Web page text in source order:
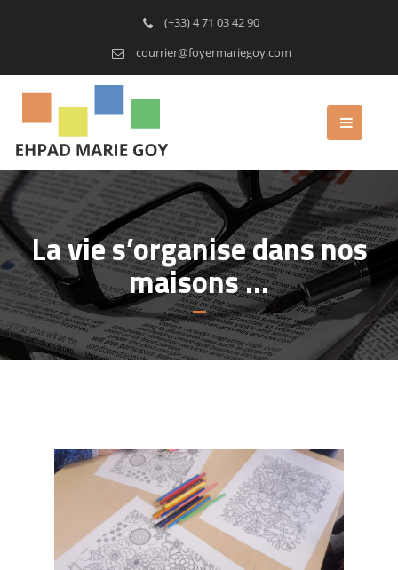
(+33) 4 71 03 42 90
courrier@foyermariegoy.com
La vie s’organise dans nos
maisons …